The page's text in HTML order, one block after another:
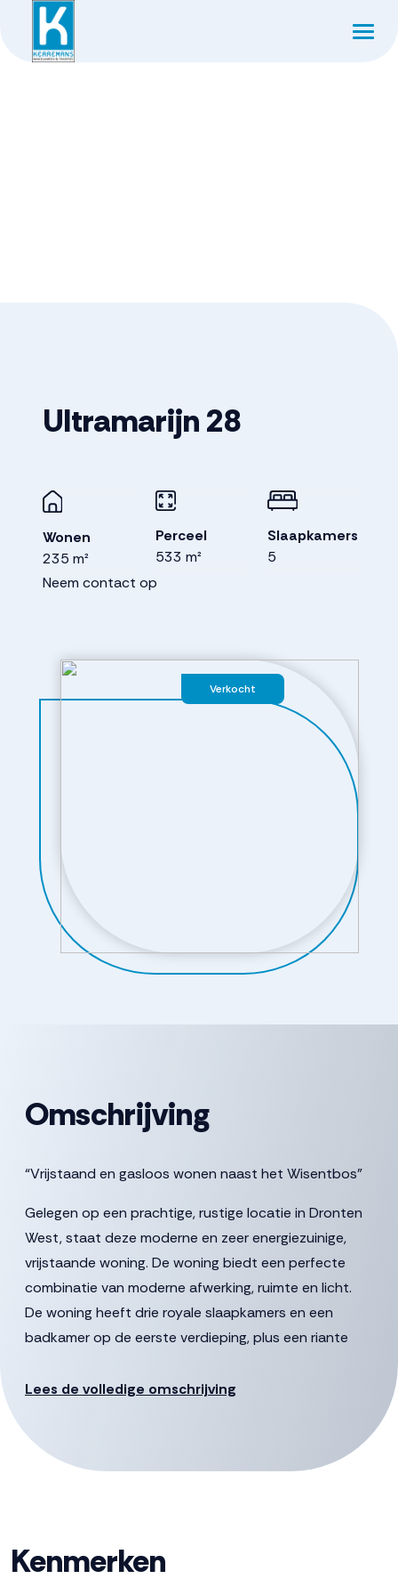
Verkocht
Ultramarijn28
Wonen
235 m²
Perceel
533 m²
Slaapkamers
5
Neem contact op
Omschrijving
“Vrijstaand en gasloos wonen naast het Wisentbos”
Gelegen op een prachtige, rustige locatie in Dronten
West, staat deze moderne en zeer energiezuinige,
vrijstaande woning. De woning biedt een perfecte
combinatie van moderne afwerking, ruimte en licht.
De woning heeft drie royale slaapkamers en een
badkamer op de eerste verdieping, plus een riante
tuin is keurig aangelegd en voorzien van een sfeervol
De woning is gelegen op korte loopafstand van het
“Wisentbos”, scholen en het winkel- en
De gestelde vraagprijs betreft een “bieden vanaf prijs”
Lees de volledige omschrijving
Kenmerken